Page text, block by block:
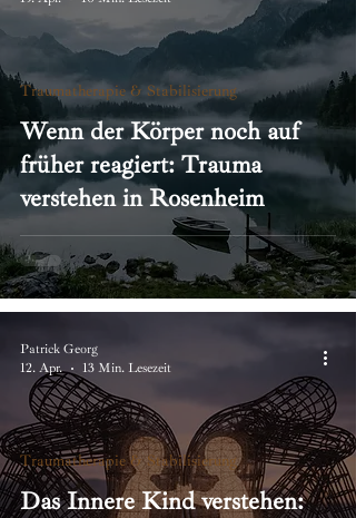
Wenn der Körper noch auf
früher reagiert: Trauma
verstehen in Rosenheim
Traumatherapie & Stabilisierung
Das Innere Kind verstehen:
Traumatherapie & Stabilisierung
Patrick Georg
12. Apr.
13 Min. Lesezeit